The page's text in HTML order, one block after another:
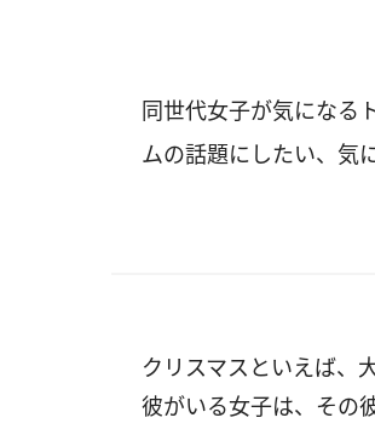
同世代女子が気になる
ムの話題にしたい、気
クリスマスといえば、
彼がいる女子は、その